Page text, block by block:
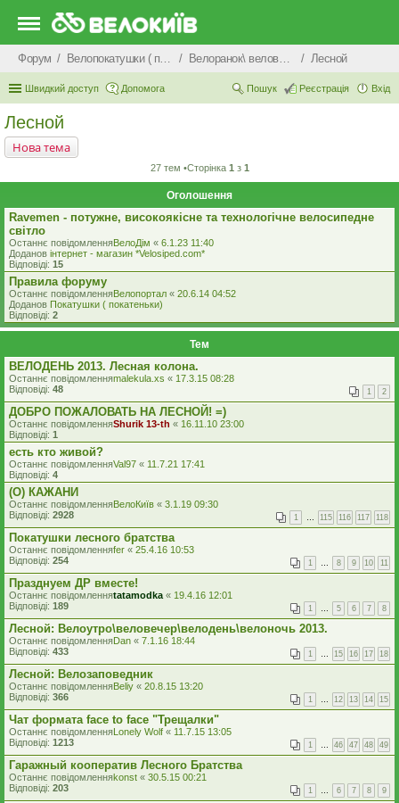
Форум Велопокатушки ( покатеньки), велопоходи, туризм. Велоранок\ веловечір\ велодень \ велоніч Лесной
Швидкий доступ Допомога Вхід
Реєстрація
Пошук
Лесной
Нова тема
27 тем •Сторінка 1 з 1
Оголошення
Ravemen - потужне, високоякісне та технологічне велосипедне
світло
Останнє повідомленняВелоДім « 6.1.23 11:40
Доданов iнтернет - магазин *Velosiped.com*
Відповіді: 15
Правила форуму
Останнє повідомленняВелопортал « 20.6.14 04:52
Доданов Покатушки ( покатеньки)
Відповіді: 2
Тем
ВЕЛОДЕНЬ 2013. Лесная колона.
Останнє повідомленняmalekula.xs « 17.3.15 08:28
Відповіді: 48 1 2
ДОБРО ПОЖАЛОВАТЬ НА ЛЕСНОЙ! =)
Останнє повідомленняShurik 13-th « 16.11.10 23:00
Відповіді: 1
есть кто живой?
Останнє повідомленняVal97 « 11.7.21 17:41
Відповіді: 4
(O) КАЖАНИ
Останнє повідомленняВелоКиїв « 3.1.19 09:30
Відповіді: 2928 1 … 115 116 117 118
Покатушки лесного братства
Останнє повідомленняfer « 25.4.16 10:53
Відповіді: 254 1 … 8 9 10 11
Празднуем ДР вместе!
Останнє повідомленняtatamodka « 19.4.16 12:01
Відповіді: 189 1 … 5 6 7 8
Лесной: Велоутро\веловечер\велодень\велоночь 2013.
Останнє повідомленняDan « 7.1.16 18:44
Відповіді: 433 1 … 15 16 17 18
Лесной: Велозаповедник
Останнє повідомленняBeliy « 20.8.15 13:20
Відповіді: 366 1 … 12 13 14 15
Чат формата face to face "Трещалки"
Останнє повідомленняLonely Wolf « 11.7.15 13:05
Відповіді: 1213 1 … 46 47 48 49
Гаражный кооператив Лесного Братства
Останнє повідомленняkonst « 30.5.15 00:21
Відповіді: 203 1 … 6 7 8 9